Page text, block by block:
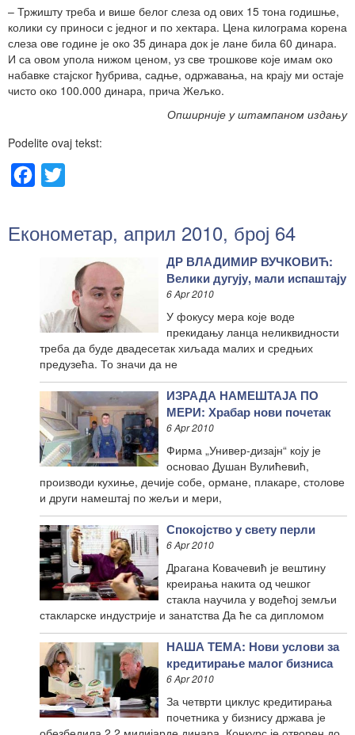
– Тржишту треба и више белог слеза од ових 15 тона годишње,
колики су приноси с једног и по хектара. Цена килограма корена
слеза ове године је око 35 динара док је лане била 60 динара.
И са овом упола нижом ценом, уз све трошкове које имам око
набавке стајског ђубрива, садње, одржавања, на крају ми остаје
чисто око 100.000 динара, прича Жељко.
Опширније у штампаном издању
Podelite ovaj tekst:
Facebook
Економетар, април 2010, број 64
ДР ВЛАДИМИР ВУЧКОВИЋ:
Велики дугују, мали испаштају
6 Apr 2010
У фокусу мера које воде
прекидању ланца неликвидности
треба да буде двадесетак хиљада малих и средњих
предузећа. То значи да не
ИЗРАДА НАМЕШТАЈА ПО
МЕРИ: Храбар нови почетак
6 Apr 2010
Фирма „Универ-дизајн“ коју је
основао Душан Вулићевић,
производи кухиње, дечије собе, ормане, плакаре, столове
и други намештај по жељи и мери,
Спокојство у свету перли
6 Apr 2010
Драгана Ковачевић је вештину
креирања накита од чешког
стакла научила у водећој земљи
стакларске индустрије и занатства Да ће са дипломом
НАША ТЕМА: Нови услови за
кредитирање малог бизниса
6 Apr 2010
За четврти циклус кредитирања
почетника у бизнису држава је